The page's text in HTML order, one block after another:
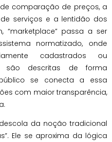
comparação de preços, a
serviços e a lentidão dos
“marketplace” passa a ser
normatizado, onde
cadastrados ou
são descritas de forma
se conecta a essa
com maior transparência,
da noção tradicional
Ele se aproxima da lógica